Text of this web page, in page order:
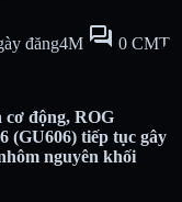
đăng4M forum 0 CMT
cơ động, ROG
(GU606) tiếp tục gây
nguyên khối